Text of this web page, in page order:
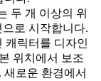
두 개 이상의 위
로 시작합니다.
캐릭터를 디자인
위치에서 보조
로운 환경에서